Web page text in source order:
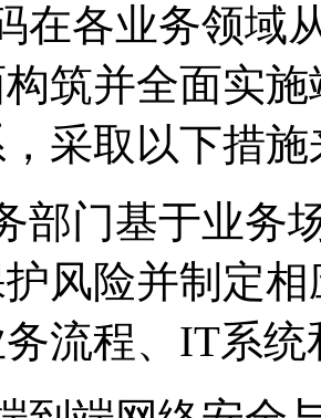
各业务领域从政
筑并全面实
，采取以下措
务部门基于业务
风险并制定相
流程、IT系